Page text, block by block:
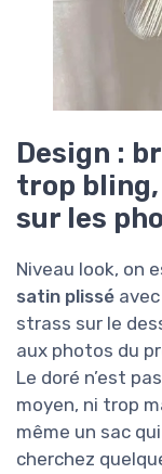
Design :
trop bling,
sur les
Niveau look, on
satin plissé
strass sur le
aux photos du
Le doré n’est
moyen, ni trop
même un sac
cherchez